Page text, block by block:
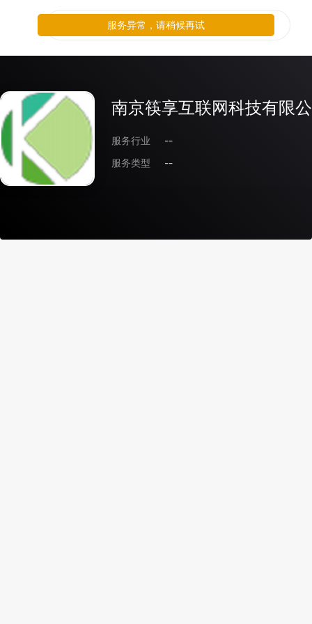
南京筷享互联网科技有限
服务行业
--
服务类型
--
服务异常，请稍候再试